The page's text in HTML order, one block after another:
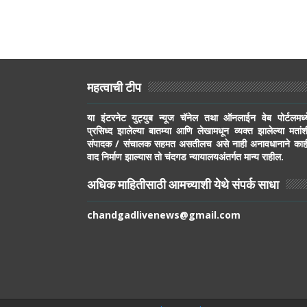
महत्वाची टीप
या इंटरनेट युट्युब न्यूज चॅनेल तथा ऑनलाईन वेब
प्रसिध्द झालेल्या बातम्या आणि लेखामधून व्यक्त झालेल्या
संपादक / संचालक सहमत असतीलच असे नाही अनावधानाने
वाद निर्माण झाल्यास तो चंदगड न्यायालयअंतर्गत मान्य राहील.
अधिक माहितीसाठी आमच्याशी येथे संपर्क साधा
chandgadlivenews@gmail.com